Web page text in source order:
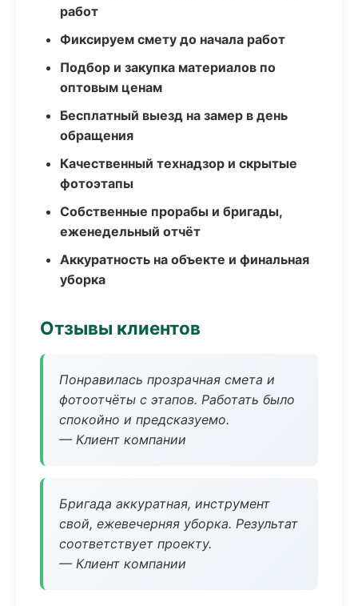
работ
Фиксируем смету до начала работ
Подбор и закупка материалов по
оптовым ценам
Бесплатный выезд на замер в день
обращения
Качественный технадзор и скрытые
фотоэтапы
Собственные прорабы и бригады,
еженедельный отчёт
Аккуратность на объекте и финальная
уборка
Отзывы клиентов
Понравилась прозрачная смета и
фотоотчёты с этапов. Работать было
спокойно и предсказуемо.
— Клиент компании
Бригада аккуратная, инструмент
свой, ежевечерняя уборка. Результат
соответствует проекту.
— Клиент компании